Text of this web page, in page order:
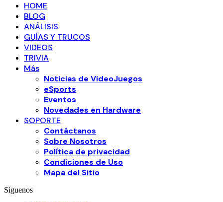
HOME
BLOG
ANÁLISIS
GUÍAS Y TRUCOS
VIDEOS
TRIVIA
Más
Noticias de VideoJuegos
eSports
Eventos
Novedades en Hardware
SOPORTE
Contáctanos
Sobre Nosotros
Política de privacidad
Condiciones de Uso
Mapa del Sitio
Síguenos